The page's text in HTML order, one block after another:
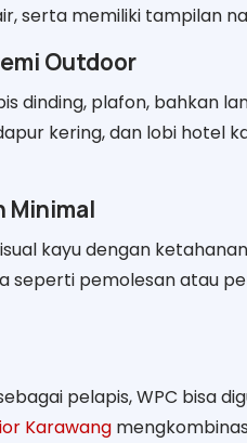
serta memiliki tampilan
Outdoor
dinding, plafon, bahkan
kering, dan lobi hotel
Minimal
kayu dengan
pemolesan atau
pelapis, WPC bisa
Karawang